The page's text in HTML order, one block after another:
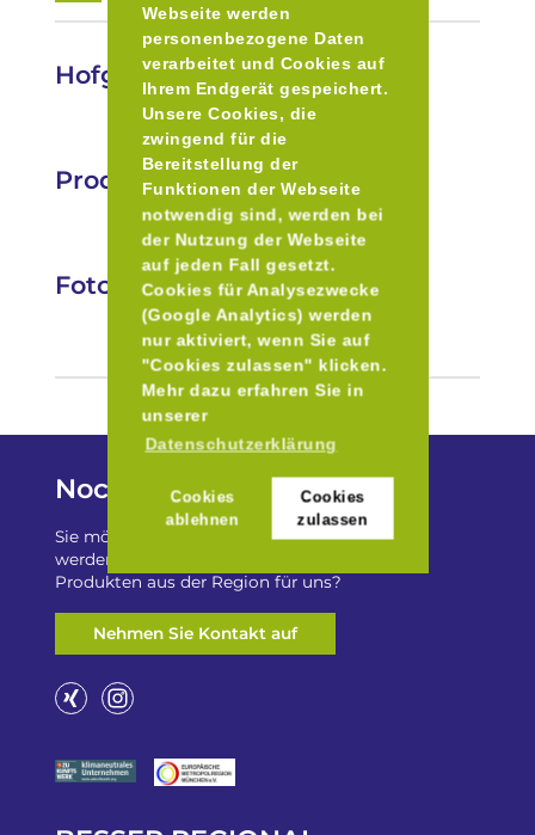
Webseite werden
personenbezogene Daten
verarbeitet und Cookies auf
Ihrem Endgerät gespeichert.
Unsere Cookies, die
zwingend für die
Bereitstellung der
Funktionen der Webseite
notwendig sind, werden bei
der Nutzung der Webseite
auf jeden Fall gesetzt.
Cookies für Analysezwecke
(Google Analytics) werden
nur aktiviert, wenn Sie auf
"Cookies zulassen" klicken.
Mehr dazu erfahren Sie in
unserer
Datenschutzerklärung
Cookies
ablehnen
Cookies
zulassen
Hofgut Wandlbeck
Produkte
Fotos
Noch Fragen?
Sie möchten auf „Besser Regional“ gelistet
werden? Oder haben Sie einen Freizeittip zu
Produkten aus der Region für uns?
Nehmen Sie Kontakt auf